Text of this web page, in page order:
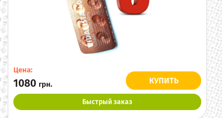
Цена:
1080 грн. КУПИТЬ
Быстрый заказ